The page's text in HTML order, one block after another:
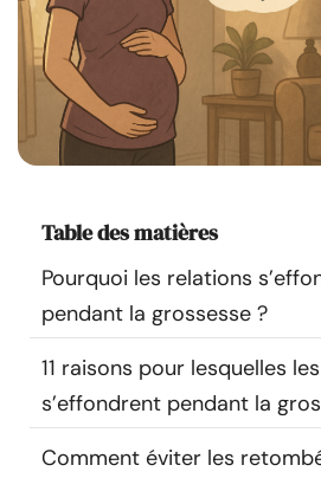
Ressources
Communauté
Trouver un thérapeute
À propos de nous Contact Écrivez
nous
© Copyright 2026. Tous
Table des matières
Pourquoi les relations
pendant la grossesse ?
11 raisons pour lesquelles
s’effondrent pendant la
Comment éviter les